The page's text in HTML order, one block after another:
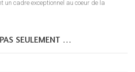
un cadre exceptionnel au coeur de la
SEULEMENT …